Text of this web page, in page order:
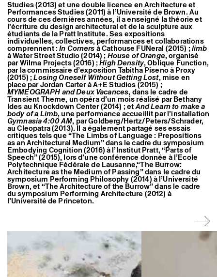
Studies (2013) et une double licence en Architecture et
Performances Studies (2011) à l’Université de Brown. Au
cours de ces dernières années, il a enseigné la théorie et
l’écriture du design architectural et de la sculpture aux
étudiants de la Pratt Institute. Ses expositions
individuelles, collectives, performances et collaborations
comprennent :In Cornersà Cathouse FUNeral (2015) ;limb
à Water Street Studio (2014) ;House of Orange, organisé
par Wilma Projects (2016) ;High Density, Oblique Function,
par la commissaire d’exposition Tabitha Piseno à Proxy
(2015) ;Losing Oneself Without Getting Lost, mise en
place par Jordan Carter à A+E Studios (2015) ;
MYMEOGRAPH and Deux Vacances, dans le cadre de
Transient Theme, un opéra d’un mois réalisé par Bethany
Ides au Knockdown Center (2014) ; etAnd Learn to make a
body of a Limb, une performance accueillit par l’installation
Gymnasia 4:00 AM, par Goldberg/Hertz/Peters/Schrader,
au Cleopatra (2013). Il a également partagé ses essais
critiques tels que “The Limbs of Language : Prepositions
as an Architectural Medium” dans le cadre du symposium
Embodying Cognition (2016) à l’Institut Pratt, “Parts of
Speech” (2015), lors d’une conférence donnée à l’Ecole
Polytechnique Fédérale de Lausanne,“The Burrow:
Architecture as the Medium of Passing” dans le cadre du
symposium Performing Philosophy (2014) à l’Université
Brown, et “The Architecture of the Burrow” dans le cadre
du symposium Performing Architecture (2012) à
l’Université de Princeton.